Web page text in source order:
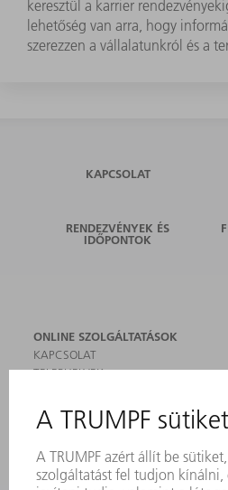
keresztül a karrier
lehetőség van arra, hogy
szerezzen a vállalatunkról és a
KAPCSOLAT
RENDEZVÉNYEK ÉS
IDŐPONTOK
ONLINE SZOLGÁLTATÁSOK
KAPCSOLAT
TELEPHELYEK
FELIRATKOZÁS HÍRLEVÉLRE
MYTRUMPF
TERMÉKEK
GÉPEK & RENDSZEREK